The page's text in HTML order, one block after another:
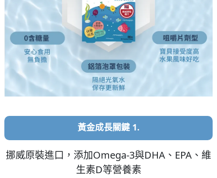
黃金成長關鍵 1.
挪威原裝進口，添加Omega-3與DHA、EPA、維
生素D等營養素